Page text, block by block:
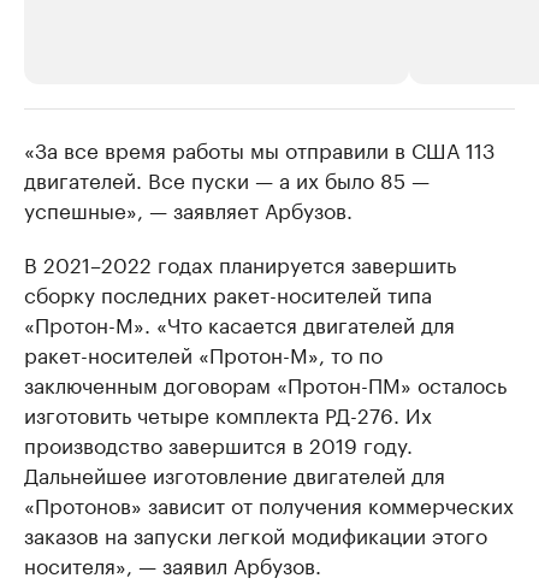
Крупнейшие производители и
продавцы медийной продукции
Страховые
«За все время работы мы отправили в США 113
двигателей. Все пуски — а их было 85 —
успешные», — заявляет Арбузов.
В 2021–2022 годах планируется завершить
сборку последних ракет-носителей типа
«Протон-М». «Что касается двигателей для
ракет-носителей «Протон-М», то по
заключенным договорам «Протон-ПМ» осталось
изготовить четыре комплекта РД-276. Их
производство завершится в 2019 году.
Дальнейшее изготовление двигателей для
«Протонов» зависит от получения коммерческих
заказов на запуски легкой модификации этого
носителя», — заявил Арбузов.